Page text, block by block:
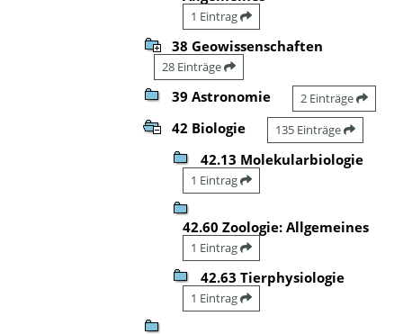
1 Eintrag
38 Geowissenschaften
28 Einträge
39 Astronomie 2 Einträge
42 Biologie 135 Einträge
42.13 Molekularbiologie
1 Eintrag
42.60 Zoologie: Allgemeines
1 Eintrag
42.63 Tierphysiologie
1 Eintrag